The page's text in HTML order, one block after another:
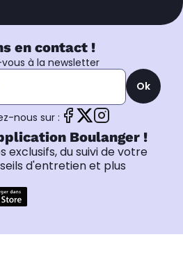
en contact !
à la newsletter
Ok
nous sur :
Boulanger !
exclusifs, du suivi de votre
d'entretien et plus